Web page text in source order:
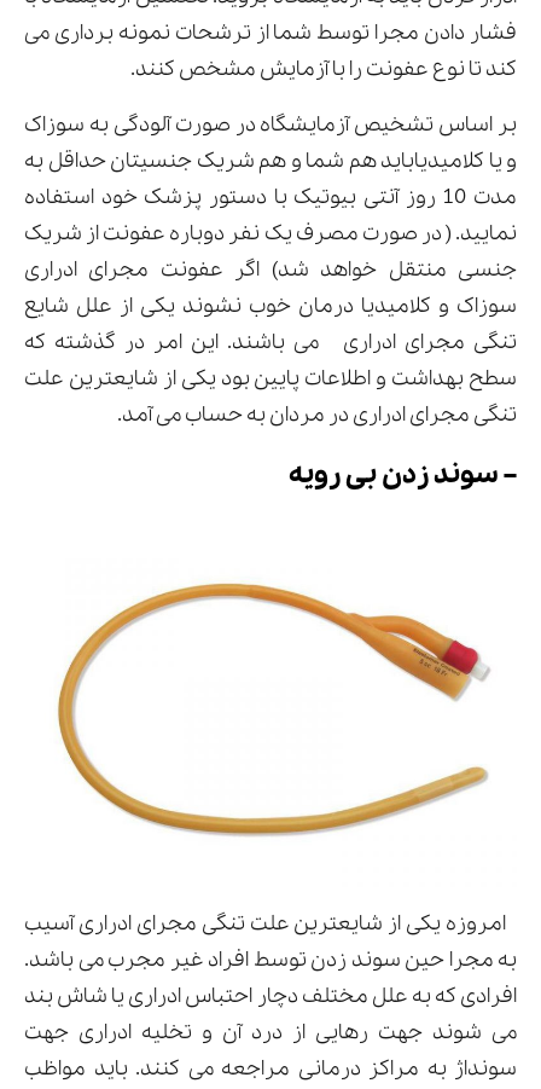
فشار دادن مجرا توسط شما از ترشحات نمونه برداری می
کند تا نوع عفونت را با آزمایش مشخص کنند.
بر اساس تشخیص آزمایشگاه در صورت آلودگی به سوزاک
و یا کلامیدیاباید هم شما و هم شریک جنسیتان حداقل به
مدت 10 روز آنتی بیوتیک با دستور پزشک خود استفاده
نمایید. ( در صورت مصرف یک نفر دوباره عفونت از شریک
جنسی منتقل خواهد شد) اگر عفونت مجرای ادراری
سوزاک و کلامیدیا درمان خوب نشوند یکی از علل شایع
تنگی مجرای ادراری می باشند. این امر در گذشته که
سطح بهداشت و اطلاعات پایین بود یکی از شایعترین علت
تنگی مجرای ادراری در مردان به حساب می آمد.
– سوند زدن بی رویه
امروزه یکی از شایعترین علت تنگی مجرای ادراری آسیب
به مجرا حین سوند زدن توسط افراد غیر مجرب می باشد.
افرادی که به علل مختلف دچار احتباس ادراری یا شاش بند
می شوند جهت رهایی از درد آن و تخلیه ادراری جهت
سونداژ به مراکز درمانی مراجعه می کنند. باید مواظب